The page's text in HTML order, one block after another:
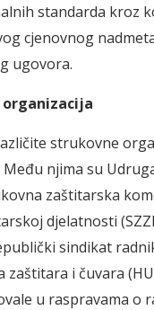
standarda kroz
cjenovnog
ugovora.
strukovne
njima su
zaštitarska
djelatnosti
sindikat
i čuvara
u raspravama o